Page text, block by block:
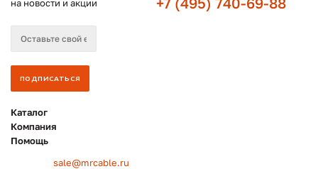
на новости и акции
Каталог
Компания
Помощь
sale@mrcable.ru